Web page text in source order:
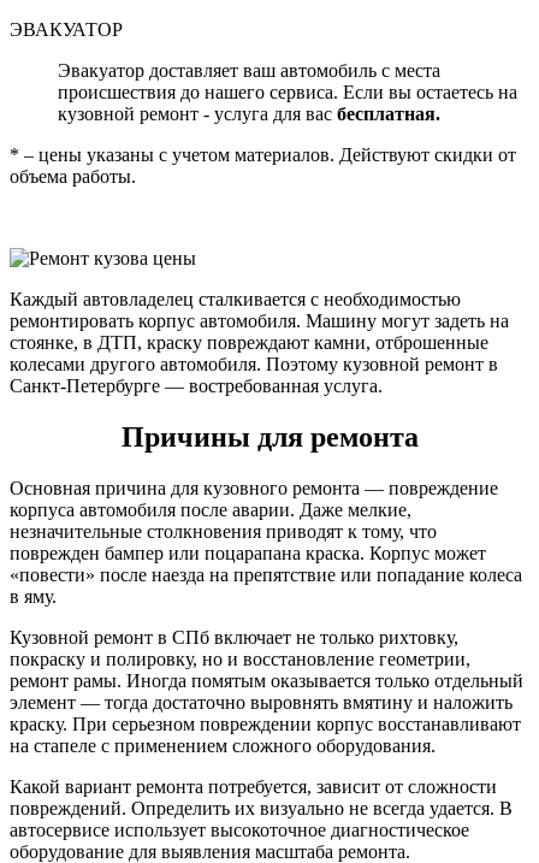
ЭВАКУАТОР
Эвакуатор доставляет ваш автомобиль с места
происшествия до нашего сервиса. Если вы остаетесь на
кузовной ремонт - услуга для вас бесплатная.
* – цены указаны с учетом материалов. Действуют скидки от
объема работы.
Каждый автовладелец сталкивается с необходимостью
ремонтировать корпус автомобиля. Машину могут задеть на
стоянке, в ДТП, краску повреждают камни, отброшенные
колесами другого автомобиля. Поэтому кузовной ремонт в
Санкт-Петербурге — востребованная услуга.
Причины для ремонта
Основная причина для кузовного ремонта — повреждение
корпуса автомобиля после аварии. Даже мелкие,
незначительные столкновения приводят к тому, что
поврежден бампер или поцарапана краска. Корпус может
«повести» после наезда на препятствие или попадание колеса
в яму.
Кузовной ремонт в СПб включает не только рихтовку,
покраску и полировку, но и восстановление геометрии,
ремонт рамы. Иногда помятым оказывается только отдельный
элемент — тогда достаточно выровнять вмятину и наложить
краску. При серьезном повреждении корпус восстанавливают
на стапеле с применением сложного оборудования.
Какой вариант ремонта потребуется, зависит от сложности
повреждений. Определить их визуально не всегда удается. В
автосервисе использует высокоточное диагностическое
оборудование для выявления масштаба ремонта.